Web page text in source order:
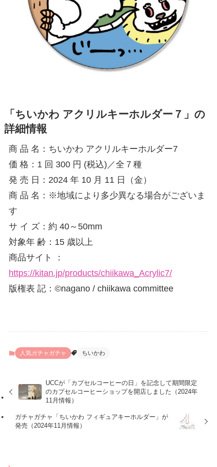
「ちいかわ アクリルキーホルダー７」の
詳細情報
商 品 名：ちいかわ アクリルキーホルダー7
価 格：1 回 300 円 (税込)／全７種
発 売 日：2024 年 10 月 11 日（金）
商 品 名：※地域により多少異なる場合がございま
す
サ イ ズ：約 40～50mm
対象年 齢：15 歳以上
商品サイト ：
https://kitan.jp/products/chiikawa_Acrylic7/
版権表 記：©nagano / chiikawa committee
人気ガチャガチャ ちいかわ
UCCが「カプセルコーヒーの日」を記念して期間限定
のカプセルコーヒーショップを開店しました（2024年
11月情報）
ガチャガチャ「ちいかわ フィギュアキーホルダー」が
発売（2024年11月情報）